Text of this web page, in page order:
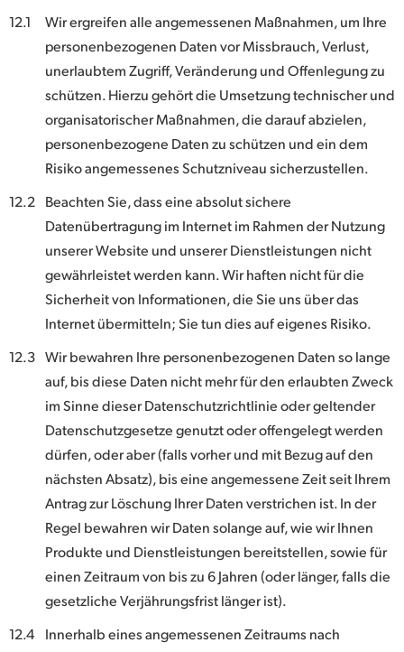
12.1
Wir ergreifen alle angemessenen Maßnahmen, um Ihre
personenbezogenen Daten vor Missbrauch, Verlust,
unerlaubtem Zugriff, Veränderung und Offenlegung zu
schützen. Hierzu gehört die Umsetzung technischer und
organisatorischer Maßnahmen, die darauf abzielen,
personenbezogene Daten zu schützen und ein dem
Risiko angemessenes Schutzniveau sicherzustellen.
12.2 Beachten Sie, dass eine absolut sichere
Datenübertragung im Internet im Rahmen der Nutzung
unserer Website und unserer Dienstleistungen nicht
gewährleistet werden kann. Wir haften nicht für die
Sicherheit von Informationen, die Sie uns über das
Internet übermitteln; Sie tun dies auf eigenes Risiko.
12.3 Wir bewahren Ihre personenbezogenen Daten so lange
auf, bis diese Daten nicht mehr für den erlaubten Zweck
im Sinne dieser Datenschutzrichtlinie oder geltender
Datenschutzgesetze genutzt oder offengelegt werden
dürfen, oder aber (falls vorher und mit Bezug auf den
nächsten Absatz), bis eine angemessene Zeit seit Ihrem
Antrag zur Löschung Ihrer Daten verstrichen ist. In der
Regel bewahren wir Daten solange auf, wie wir Ihnen
Produkte und Dienstleistungen bereitstellen, sowie für
einen Zeitraum von bis zu 6 Jahren (oder länger, falls die
gesetzliche Verjährungsfrist länger ist).
12.4
Innerhalb eines angemessenen Zeitraums nach